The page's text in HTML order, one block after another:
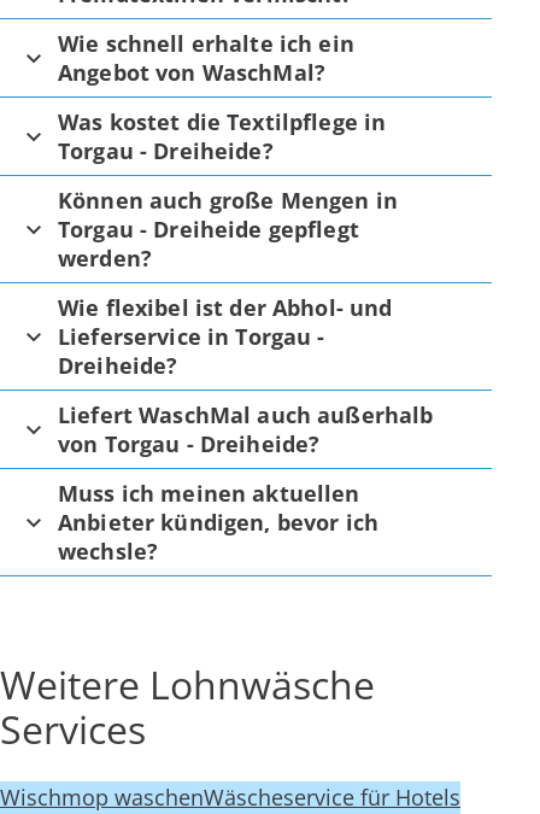
Wie schnell erhalte ich ein
Angebot von WaschMal?
Was kostet die Textilpflege in
Torgau - Dreiheide?
Können auch große Mengen in
Torgau - Dreiheide gepflegt
werden?
Wie flexibel ist der Abhol- und
Lieferservice in Torgau -
Dreiheide?
Liefert WaschMal auch außerhalb
von Torgau - Dreiheide?
Muss ich meinen aktuellen
Anbieter kündigen, bevor ich
wechsle?
Weitere Lohnwäsche
Services
Wischmop waschenWäscheservice für Hotels